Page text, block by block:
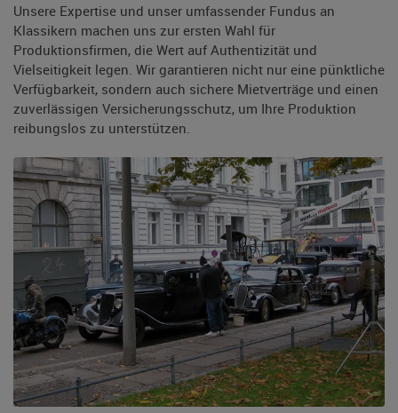
Unsere Expertise und unser umfassender Fundus an
Klassikern machen uns zur ersten Wahl für
Produktionsfirmen, die Wert auf Authentizität und
Vielseitigkeit legen. Wir garantieren nicht nur eine pünktliche
Verfügbarkeit, sondern auch sichere Mietverträge und einen
zuverlässigen Versicherungsschutz, um Ihre Produktion
reibungslos zu unterstützen.